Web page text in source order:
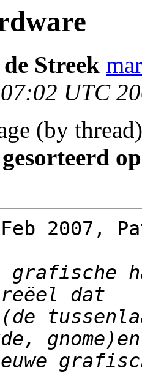
Streek
UTC
(by
2007,
(de